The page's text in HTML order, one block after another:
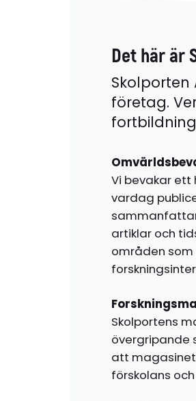
Det här är
företag.
Vi bevakar ett
vardag
artiklar och
områden
Skolportens
övergripande
att
förskolans